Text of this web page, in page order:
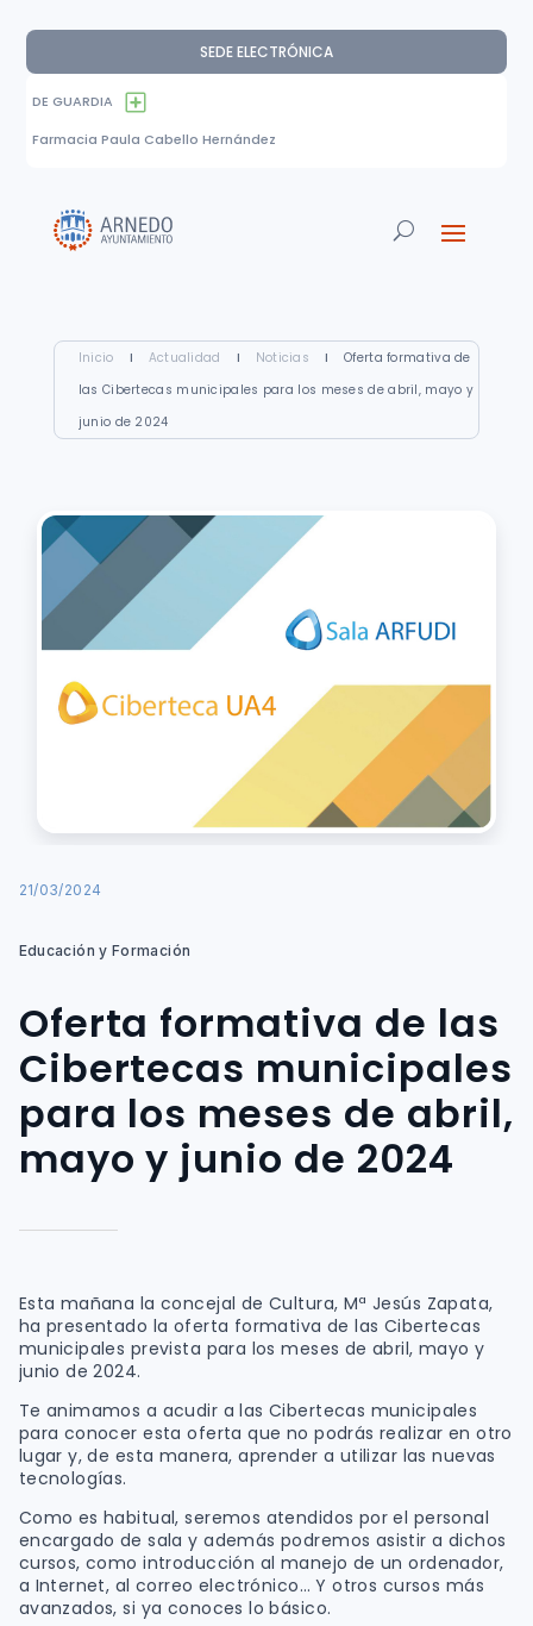
SEDE ELECTRÓNICA
DE GUARDIA
Farmacia Paula Cabello Hernández
Inicio I Actualidad I Noticias I
Oferta formativa de
las Cibertecas municipales para los meses de abril, mayo y
junio de 2024
21/03/2024
Educación y Formación
Oferta formativa de las
Cibertecas municipales
para los meses de abril,
mayo y junio de 2024
Esta mañana la concejal de Cultura, Mª Jesús Zapata,
ha presentado la oferta formativa de las Cibertecas
municipales prevista para los meses de abril, mayo y
junio de 2024.
Te animamos a acudir a las Cibertecas municipales
para conocer esta oferta que no podrás realizar en otro
lugar y, de esta manera, aprender a utilizar las nuevas
tecnologías.
Como es habitual, seremos atendidos por el personal
encargado de sala y además podremos asistir a dichos
cursos, como introducción al manejo de un ordenador,
a Internet, al correo electrónico… Y otros cursos más
avanzados, si ya conoces lo básico.